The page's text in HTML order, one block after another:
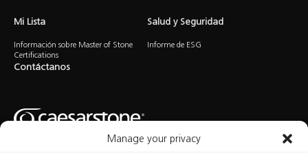
Manage your privacy
Mi Lista
Información sobre Master of Stone
Certifications
Salud y Seguridad
Informe de ESG
Contáctanos